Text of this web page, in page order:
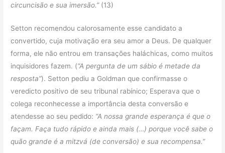
circuncisão e sua imersão.” (13)
Setton recomendou calorosamente esse candidato a
convertido, cuja motivação era seu amor a Deus. De qualquer
forma, ele não entrou em transações haláchicas, como muitos
inquisidores fazem. (“A pergunta de um sábio é metade da
resposta”). Setton pediu a Goldman que confirmasse o
veredicto positivo de seu tribunal rabínico; Esperava que o
colega reconhecesse a importância desta conversão e
atendesse ao seu pedido: “A nossa grande esperança é que o
façam. Faça tudo rápido e ainda mais (…) porque você sabe o
quão grande é a mitzvá (de conversão) e sua recompensa.”